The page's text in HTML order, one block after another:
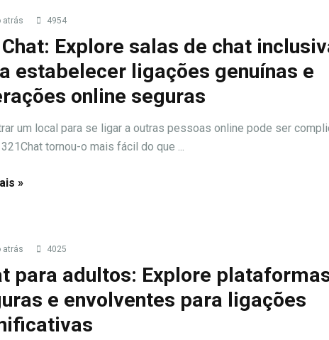
atrás 4954
Explore salas de chat
estabelecer ligações genuínas e
online seguras
um local para se ligar a outras pessoas online pode ser
tornou-o mais fácil do que ...
»
atrás 4025
para adultos: Explore
e envolventes para ligações